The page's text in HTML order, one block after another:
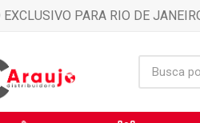
PARA RIO DE